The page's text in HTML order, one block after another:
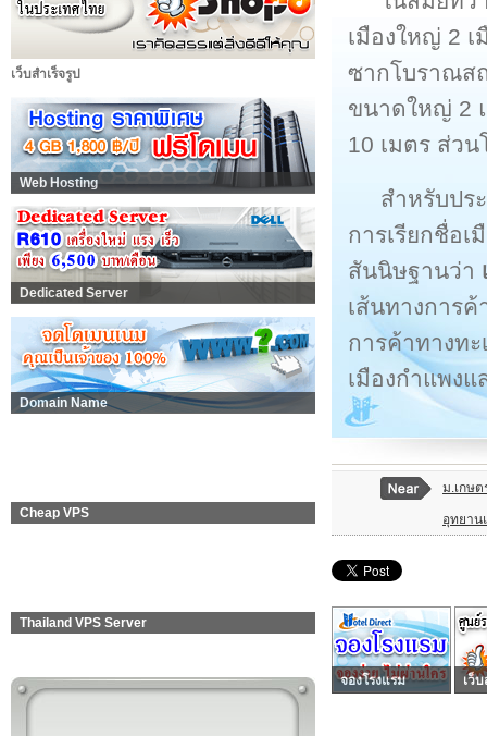
เว็บสำเร็จรูป
Web Hosting
Dedicated Server
Domain Name
Cheap VPS
Thailand VPS Server
เมืองใหญ่ 2 เ
ซากโบราณส
ขนาดใหญ่ 2
10 เมตร ส่ว
สำหรับปร
การเรียกชื่อ
สันนิษฐานว่า
เส้นทางการ
การค้าทางท
เมืองกำแพง
ม.เกษ
อุทยาน
จองโรงแรม เว็